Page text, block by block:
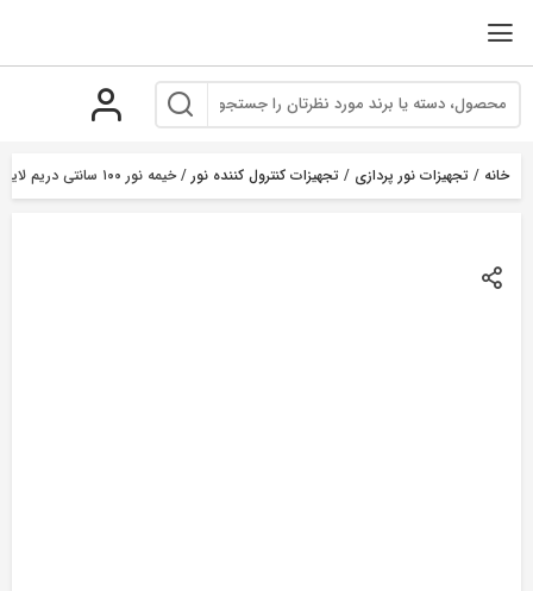
خانه / تجهیزات نور پردازی / تجهیزات کنترول کننده نور / خیمه نور ۱۰۰ سانتی دریم لایت